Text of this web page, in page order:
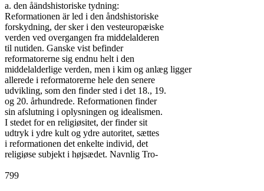
a. den åändshistoriske tydning:
Reformationen är led i den åndshistoriske
forskydning, der sker i den vesteuropæiske
verden ved overgangen fra middelalderen
til nutiden. Ganske vist befinder
reformatorerne sig endnu helt i den
middelalderlige verden, men i kim og anlæg ligger
allerede i reformatorerne hele den senere
udvikling, som den finder sted i det 18., 19.
og 20. århundrede. Reformationen finder
sin afslutning i oplysningen og idealismen.
I stedet for en religiøsitet, der finder sit
udtryk i ydre kult og ydre autoritet, sættes
i reformationen det enkelte individ, det
religiøse subjekt i højsædet. Navnlig Tro-
799